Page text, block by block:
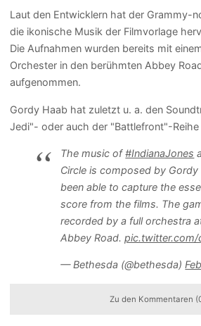
Laut den Entwicklern hat der Grammy-
die ikonische Musik der Filmvorlage
Die Aufnahmen wurden bereits mit
Orchester in den berühmten Abbey
aufgenommen.
Gordy Haab hat zuletzt u. a. den
Jedi"- oder auch der "Battlefront"-
The music of#IndianaJones
Circle is composed by
been able to capture the
score from the films. The
recorded by a full orchestra
Abbey Road.pic.twitter.com/
— Bethesda (@bethesda)
Zu den Kommentaren